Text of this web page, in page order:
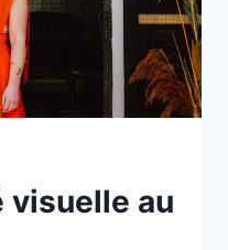
visuelle au